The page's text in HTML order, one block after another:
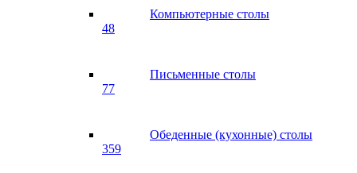
Компьютерные столы
48
Письменные столы
77
Обеденные (кухонные) столы
359